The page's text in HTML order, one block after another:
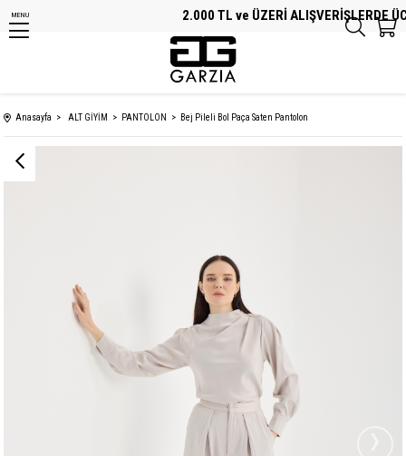
2.000 TL ve ÜZERİ ALIŞVERİŞLERDE
MENU
Anasayfa ALT GİYİM PANTOLON Bej Pileli Bol Paça Saten Pantolon